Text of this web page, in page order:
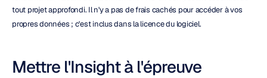
tout projet approfondi. Il n'y a pas de frais cachés pour accéder à vos
propres données ; c'est inclus dans la licence du logiciel.
Mettre l'Insight à l'épreuve